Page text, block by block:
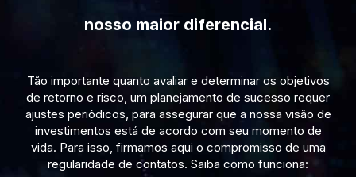
nosso maior diferencial.
Tão importante quanto avaliar e determinar os objetivos
de retorno e risco, um planejamento de sucesso requer
ajustes periódicos, para assegurar que a nossa visão de
investimentos está de acordo com seu momento de
vida. Para isso, firmamos aqui o compromisso de uma
regularidade de contatos. Saiba como funciona: